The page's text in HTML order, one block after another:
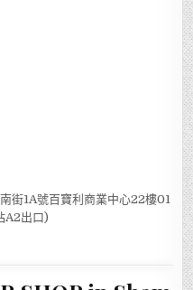
街1A號百寶利商業中心22樓01
A2出口)